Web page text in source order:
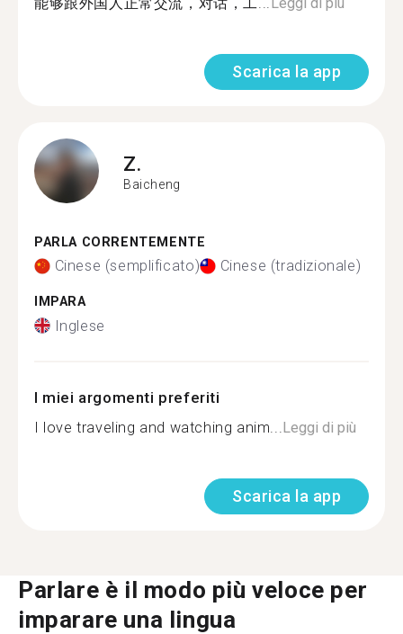
Scarica la app
Z.
Baicheng
PARLA CORRENTEMENTE
Cinese (semplificato) Cinese (tradizionale)
IMPARA
Inglese
I miei argomenti preferiti
I love traveling and watching anim... Leggi di più
Scarica la app
Parlare è il modo più veloce per
imparare una lingua